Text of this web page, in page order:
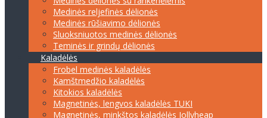
Medinės reljefinės dėlionės
Medinės rūšiavimo dėlionės
Sluoksniuotos medinės dėlionės
Teminės ir grindų dėlionės
Kaladėlės
Frobel medinės kaladėlės
Kamštmedžio kaladėlės
Kitokios kaladėlės
Magnetinės, lengvos kaladėlės TUKI
Magnetinės, minkštos kaladėlės Jollyheap